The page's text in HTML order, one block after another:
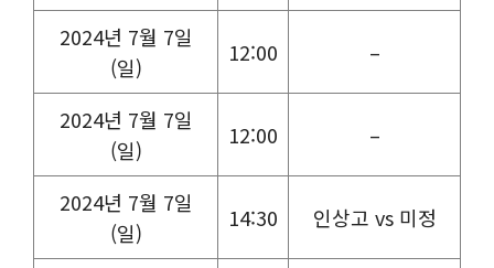
2024년 7월 7일
(일)
12:00 –
2024년 7월 7일
(일)
12:00 –
2024년 7월 7일
(일)
14:30 인상고 vs 미정